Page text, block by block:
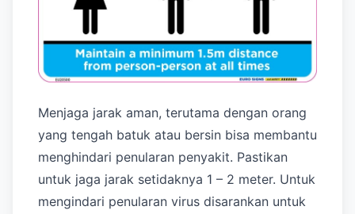
Menjaga jarak aman, terutama dengan orang
yang tengah batuk atau bersin bisa membantu
menghindari penularan penyakit. Pastikan
untuk jaga jarak setidaknya 1 – 2 meter. Untuk
mengindari penularan virus disarankan untuk